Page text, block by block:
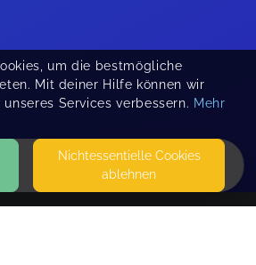
um die bestmögliche
Mit deiner Hilfe können wir
Services verbessern. Mehr
Nicht­essentielle Cookies
ablehnen